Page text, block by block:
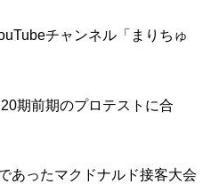
チャンネル「まりちゅ
期前期のプロテストに合
あったマクドナルド接客大会